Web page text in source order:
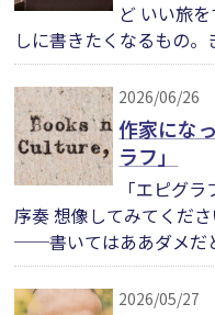
ど いい旅
しに書きたくなるもの。
2026/06/26
作家にな
ラフ」
「エピグ
序奏 想像してみてくだ
──書いてはああダメだ
2026/05/27